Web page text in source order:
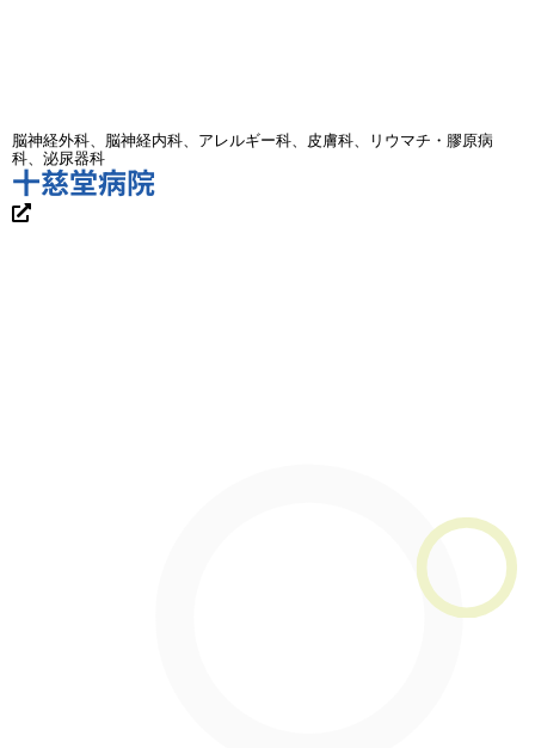
脳神経外科、脳神経内科、アレルギー科、皮膚科、リウマチ・膠原病
科、泌尿器科
十慈堂病院